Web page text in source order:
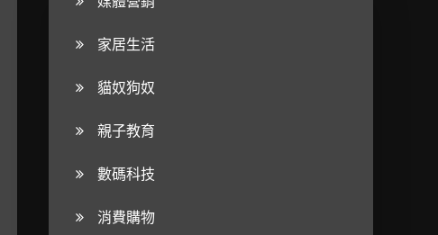
家居生活
貓奴狗奴
親子教育
數碼科技
消費購物